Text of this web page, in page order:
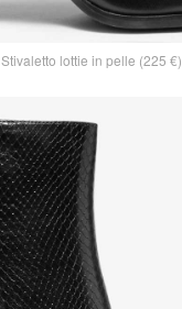
Stivaletto lottie in pelle (225 €)